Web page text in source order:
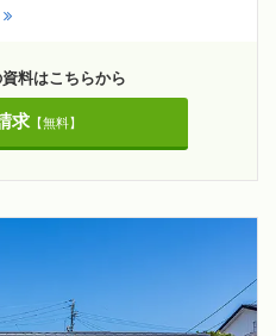
料はこちらから
求【無料】